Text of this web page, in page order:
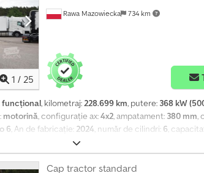
1 / 25
Rawa Mazowiecka 734 km
, kilometraj: 228.699 km, putere: 368 kW
motorină , configurație ax:4x2 , ampatament: 380 mm ,
6 , An de fabricație: 2024 , număr de cilindri: 6 ,
complet de service, servodirecție
economic îmbunătățit. Control automat al vitezei de
de motor Volvo - Întârziere D13K-375kW/D16-
Cap tractor standard